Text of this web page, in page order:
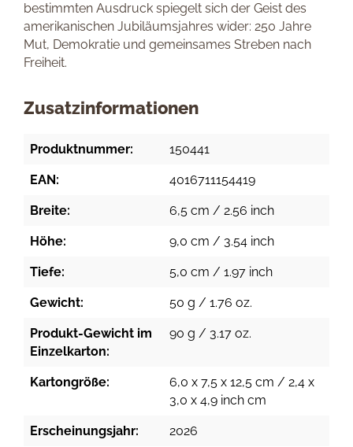
bestimmten Ausdruck spiegelt sich der Geist des
amerikanischen Jubiläumsjahres wider: 250 Jahre
Mut, Demokratie und gemeinsames Streben nach
Freiheit.
Zusatzinformationen
Produktnummer: 150441
EAN: 4016711154419
Breite: 6,5 cm / 2.56 inch
Höhe: 9,0 cm / 3.54 inch
Tiefe: 5,0 cm / 1.97 inch
Gewicht: 50 g / 1.76 oz.
Produkt-Gewicht im
Einzelkarton:
90 g / 3.17 oz.
Kartongröße:
6,0 x 7,5 x 12,5 cm / 2,4 x
3,0 x 4,9 inch cm
Erscheinungsjahr: 2026